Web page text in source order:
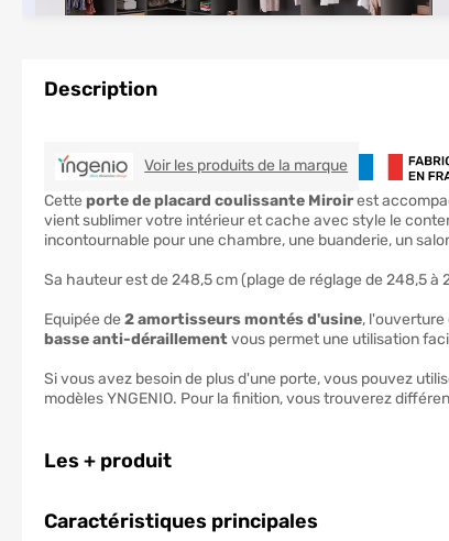
Description
Voir les produits de la marque YNGENIO
Cette porte de placard coulissante Miroirest
vient sublimer votre intérieur et cache avec style le
incontournable pour une chambre, une buanderie, un
Sa hauteur est de 248,5 cm (plage de réglage de 248,5 à
Equipée de 2 amortisseurs montés d'usine,
basse anti-déraillementvous permet une utilisation
Si vous avez besoin de plus d'une porte, vous pouvez
modèles YNGENIO. Pour la finition, vous trouverez
Les + produit
Caractéristiques principales